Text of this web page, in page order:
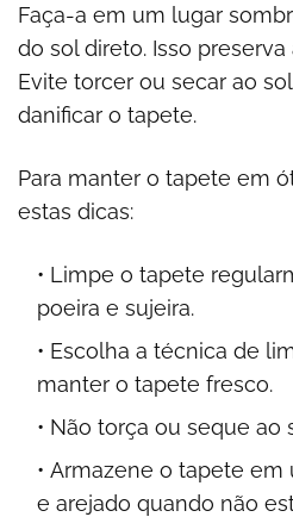
Faça-a em um lugar
do sol direto. Isso
Evite torcer ou secar ao
danificar o tapete.
Para manter o tapete em
estas dicas:
Limpe o tapete
poeira e sujeira.
Escolha a técnica de
manter o tapete fresco.
Não torça ou seque ao
Armazene o tapete em
e arejado quando não